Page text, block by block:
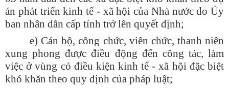
án phát triển kinh tế - xã hội của Nhà nước do Ủy
ban nhân dân cấp tỉnh trở lên quyết định;
e) Cán bộ, công chức, viên chức, thanh niên
xung phong được điều động đến công tác, làm
việc ở vùng có điều kiện kinh tế - xã hội đặc biệt
khó khăn theo quy định của pháp luật;